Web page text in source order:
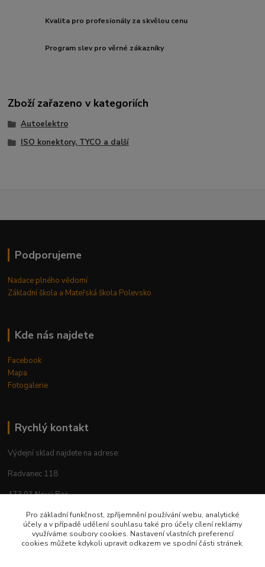
Kvalita pro profesionály za skvělou cenu
Program slev pro věrné zákazníky
Zboží zařazeno v kategoriích
Autoelektro
ISO konektory, TYCO a další
Podporujeme
Nadace plného vědomí
Základní škola a Mateřská škola Polevsko
Kde nás najdete
Facebook
Mapa
Fotogalerie
Rychlý kontakt
Výdejní sklad najdete na adrese:
Radvanec 118
473 01 Nový Bor
tel: +420 605 283 713
Pro základní funkčnost, zpříjemnění používání webu, analytické
účely a v případě udělení souhlasu také pro účely cílení reklamy
využíváme soubory cookies. Nastavení vlastních preferencí
cookies můžete kdykoli upravit odkazem ve spodní části stránek.